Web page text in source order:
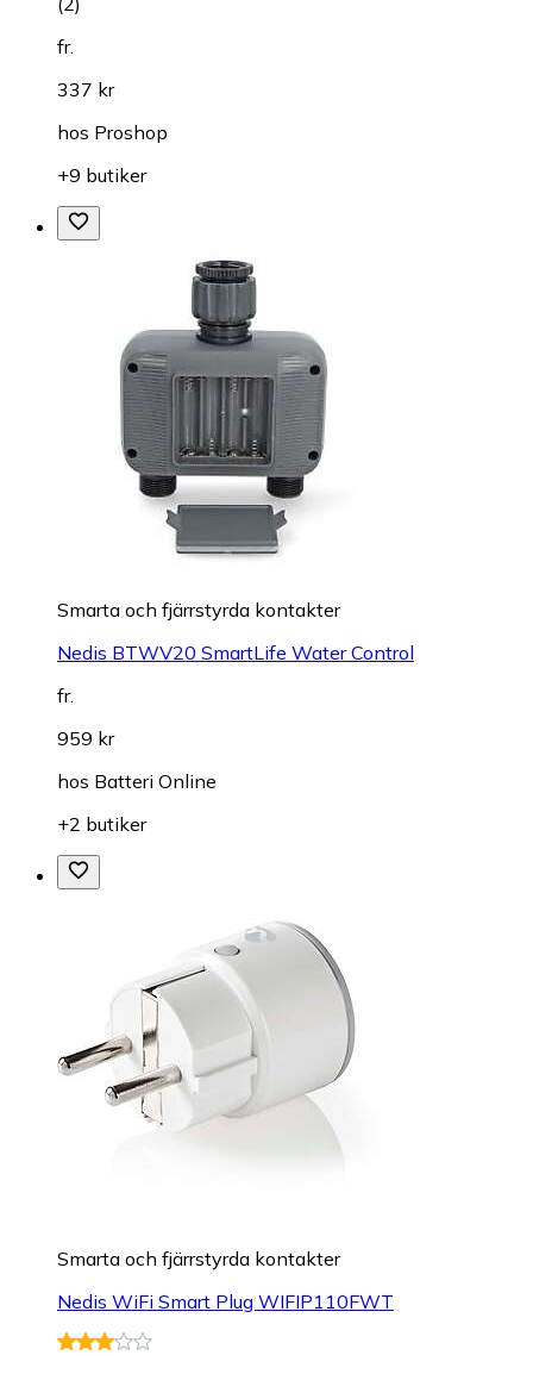
fr.
337 kr
hos Proshop
+9 butiker
Smarta och fjärrstyrda kontakter
Nedis BTWV20 SmartLife Water Control
fr.
959 kr
hos Batteri Online
+2 butiker
Smarta och fjärrstyrda kontakter
Nedis WiFi Smart Plug WIFIP110FWT